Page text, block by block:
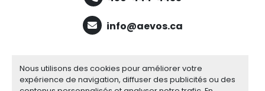
Nous utilisons des cookies pour améliorer votre
expérience de navigation, diffuser des publicités ou des
info@aevos.ca
facebook
youtube
linkedin